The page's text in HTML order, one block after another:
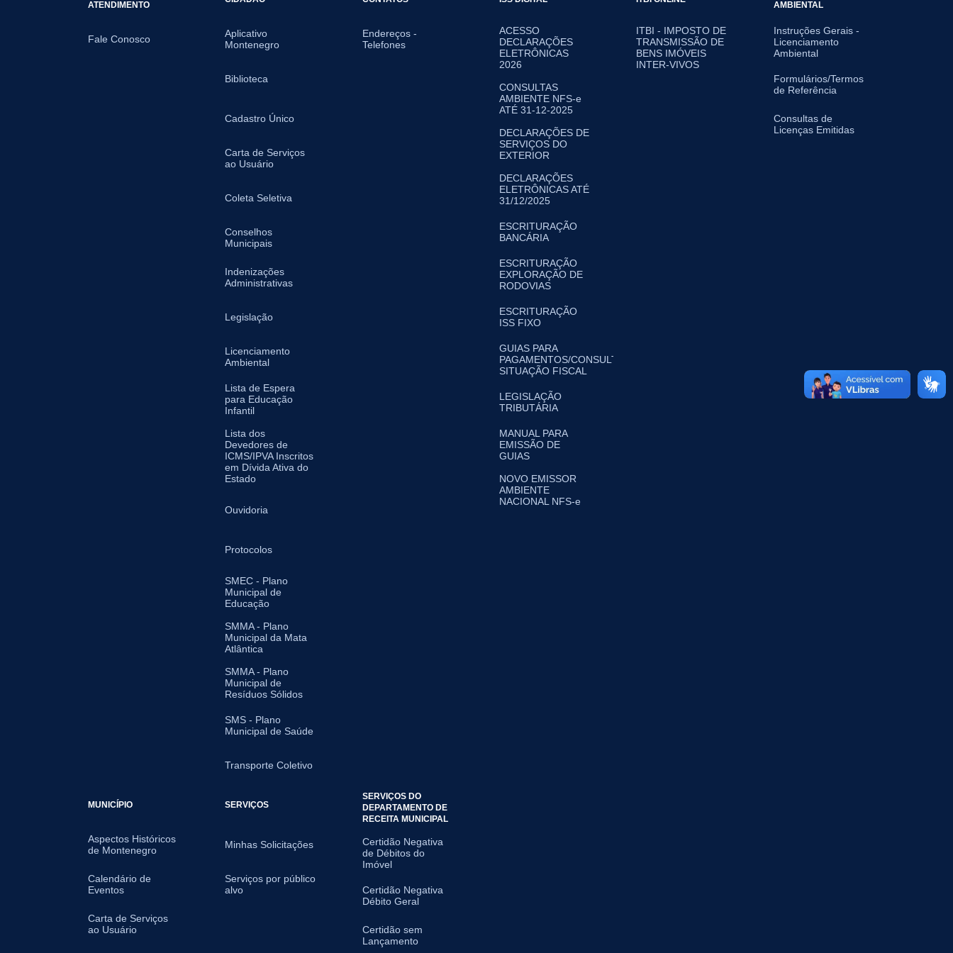
ATENDIMENTO
Fale Conosco
Aplicativo
Montenegro
Biblioteca
Cadastro Único
Carta de Serviços
ao Usuário
Coleta Seletiva
Conselhos
Municipais
Indenizações
Administrativas
Legislação
Licenciamento
Ambiental
Lista de Espera
para Educação
Infantil
Lista dos
Devedores de
ICMS/IPVA Inscritos
em Dívida Ativa do
Estado
Ouvidoria
Protocolos
SMEC - Plano
Municipal de
Educação
SMMA - Plano
Municipal da Mata
Atlântica
SMMA - Plano
Municipal de
Resíduos Sólidos
SMS - Plano
Municipal de Saúde
Transporte Coletivo
Endereços -
Telefones
ACESSO
DECLARAÇÕES
ELETRÔNICAS
2026
CONSULTAS
AMBIENTE NFS-e
ATÉ 31-12-2025
DECLARAÇÕES DE
SERVIÇOS DO
EXTERIOR
DECLARAÇÕES
ELETRÔNICAS ATÉ
31/12/2025
ESCRITURAÇÃO
BANCÁRIA
ESCRITURAÇÃO
EXPLORAÇÃO DE
RODOVIAS
ESCRITURAÇÃO
ISS FIXO
GUIAS PARA
PAGAMENTOS/CONSULTA
SITUAÇÃO FISCAL
LEGISLAÇÃO
TRIBUTÁRIA
MANUAL PARA
EMISSÃO DE
GUIAS
NOVO EMISSOR
AMBIENTE
NACIONAL NFS-e
ITBI - IMPOSTO DE
TRANSMISSÃO DE
BENS IMÓVEIS
INTER-VIVOS
AMBIENTAL
Instruções Gerais -
Licenciamento
Ambiental
Formulários/Termos
de Referência
Consultas de
Licenças Emitidas
MUNICÍPIO
Aspectos Históricos
de Montenegro
Calendário de
Eventos
Carta de Serviços
ao Usuário
SERVIÇOS
Minhas Solicitações
Serviços por público
alvo
SERVIÇOS DO
DEPARTAMENTO DE
RECEITA MUNICIPAL
Certidão Negativa
de Débitos do
Imóvel
Certidão Negativa
Débito Geral
Certidão sem
Lançamento